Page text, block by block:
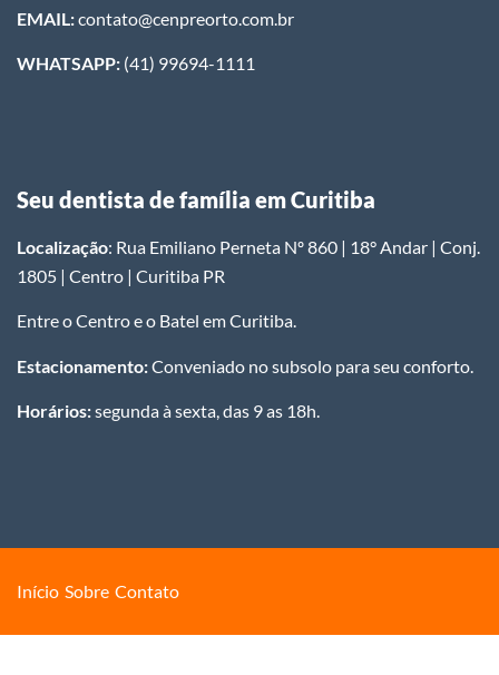
EMAIL:contato@cenpreorto.com.br
WHATSAPP: (41) 99694-1111
Seu dentista de família em Curitiba
Localização: Rua Emiliano Perneta Nº 860 | 18° Andar | Conj.
1805 | Centro | Curitiba PR
Entre o Centro e o Batel em Curitiba.
Estacionamento:Conveniado no subsolo para seu conforto.
Horários:segunda à sexta, das 9 as 18h.
Início Sobre Contato